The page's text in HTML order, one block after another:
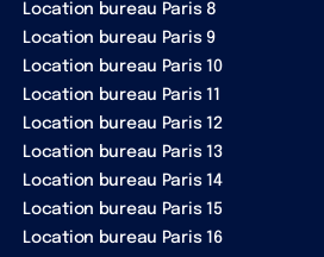
Location bureau Paris 8
Location bureau Paris 9
Location bureau Paris 10
Location bureau Paris 11
Location bureau Paris 12
Location bureau Paris 13
Location bureau Paris 14
Location bureau Paris 15
Location bureau Paris 16